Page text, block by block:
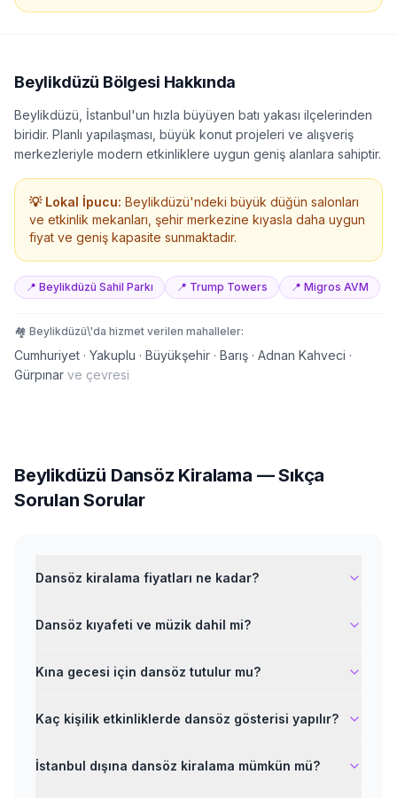
Beylikdüzü Bölgesi Hakkında
Beylikdüzü, İstanbul'un hızla büyüyen batı yakası ilçelerinden
biridir. Planlı yapılaşması, büyük konut projeleri ve alışveriş
merkezleriyle modern etkinliklere uygun geniş alanlara sahiptir.
💡 Lokal İpucu: Beylikdüzü'ndeki büyük düğün salonları
ve etkinlik mekanları, şehir merkezine kıyasla daha uygun
fiyat ve geniş kapasite sunmaktadır.
📍 Beylikdüzü Sahil Parkı 📍 Trump Towers 📍 Migros AVM
🏘️ Beylikdüzü\'da hizmet verilen mahalleler:
Cumhuriyet · Yakuplu · Büyükşehir · Barış · Adnan Kahveci ·
Gürpınar ve çevresi
Beylikdüzü Dansöz Kiralama — Sıkça
Sorulan Sorular
Dansöz kiralama fiyatları ne kadar?
Dansöz kıyafeti ve müzik dahil mi?
Kına gecesi için dansöz tutulur mu?
Kaç kişilik etkinliklerde dansöz gösterisi yapılır?
İstanbul dışına dansöz kiralama mümkün mü?